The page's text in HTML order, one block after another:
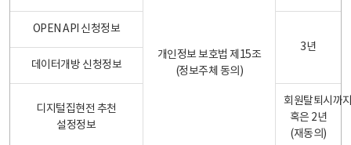
개인정보 보호법 제15조
(정보주체 동의)
OPEN API 신청정보
3년
데이터개방 신청정보
디지털집현전 추천
설정정보
회원탈퇴시까
혹은 2년
(재동의)